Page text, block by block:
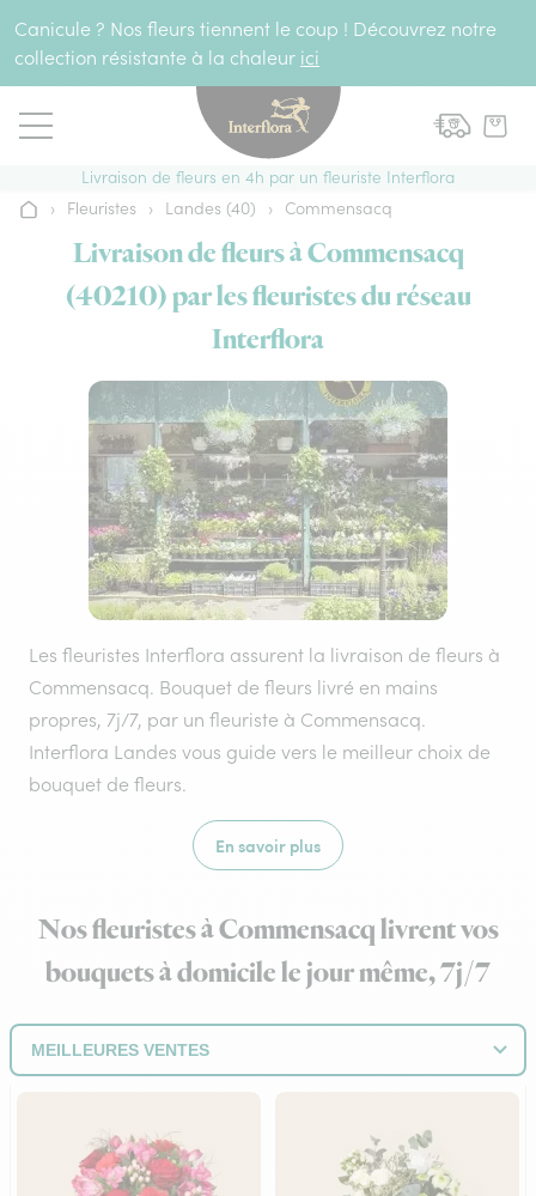
Canicule ? Nos fleurs tiennent le coup ! Découvrez notre
collection résistante à la chaleur ici
Livraison de fleurs en 4h par un fleuriste Interflora
Accueil
› Fleuristes › Landes (40) › Commensacq
Livraison de fleurs à Commensacq
(40210) par les fleuristes du réseau
Interflora
Les fleuristes Interflora assurent la livraison de fleurs à
Commensacq. Bouquet de fleurs livré en mains
propres, 7j/7, par un fleuriste à Commensacq.
Interflora Landes vous guide vers le meilleur choix de
bouquet de fleurs.
En savoir plus
Nos fleuristes à Commensacq livrent vos
bouquets à domicile le jour même, 7j/7